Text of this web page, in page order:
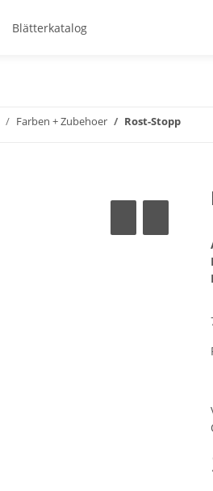
Blätterkatalog
Farben + Zubehoer Rost-Stopp